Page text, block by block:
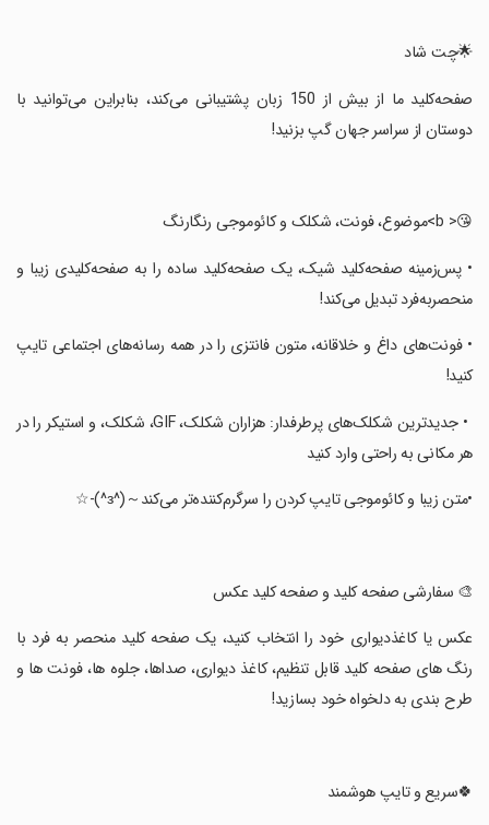
‏🌟چت شاد
‏صفحه‌کلید ما از بیش از 150 زبان پشتیبانی می‌کند، بنابراین می‌توانید با
دوستان از سراسر جهان گپ بزنید!
‏😘< b>موضوع، فونت، شکلک و کائوموجی رنگارنگ
‏• پس‌زمینه صفحه‌کلید شیک، یک صفحه‌کلید ساده را به صفحه‌کلیدی زیبا و
منحصربه‌فرد تبدیل می‌کند!
‏• فونت‌های داغ و خلاقانه، متون فانتزی را در همه رسانه‌های اجتماعی تایپ
کنید!
‏ • جدیدترین شکلک‌های پرطرفدار: هزاران شکلک، GIF، شکلک، و استیکر را در
هر مکانی به راحتی وارد کنید
‏•متن زیبا و کائوموجی تایپ کردن را سرگرم‌کننده‌تر می‌کند～(^з^)-☆
‏🎨 سفارشی صفحه کلید و صفحه کلید عکس
‏عکس یا کاغذدیواری خود را انتخاب کنید، یک صفحه کلید منحصر به فرد با
رنگ های صفحه کلید قابل تنظیم، کاغذ دیواری، صداها، جلوه ها، فونت ها و
طرح بندی به دلخواه خود بسازید!
‏🍀سریع و تایپ هوشمند